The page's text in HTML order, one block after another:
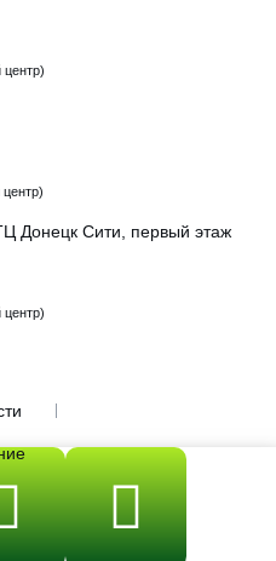
Донецк Сити, первый этаж
930300189537, ОГРНИП: